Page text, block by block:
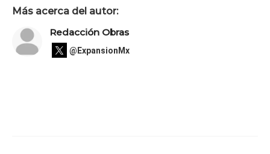
Más acerca del autor:
Redacción Obras
@ExpansionMx